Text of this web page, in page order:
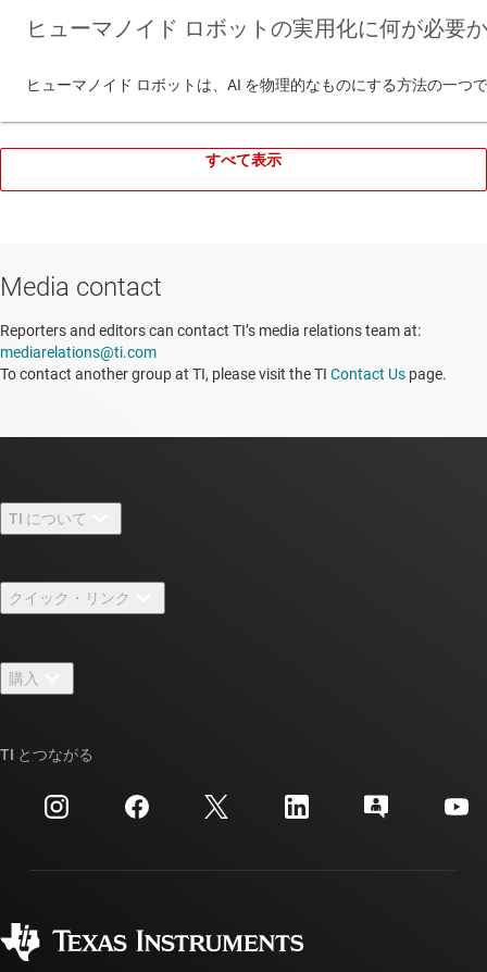
ヒューマノイド ロボットの実用化に何が必要
ヒューマノイド ロボットは、AI を物理的なものにする方法の一
すべて表示
Media contact
Reporters and editors can contact TI’s media relations team at:
mediarelations@ti.com
To contact another group at TI, please visit the TI Contact Us page.
TI について
採用情報
ニュース
イベント
投資家向け情報
クイック・リンク
TI E2E™ 設計サポート・フォーラム
クロスリファレンス検索
カスタマー・サポート・センター
myTI アカウントの FAQ
購入
ご注文に関する FAQ
TI とつながる